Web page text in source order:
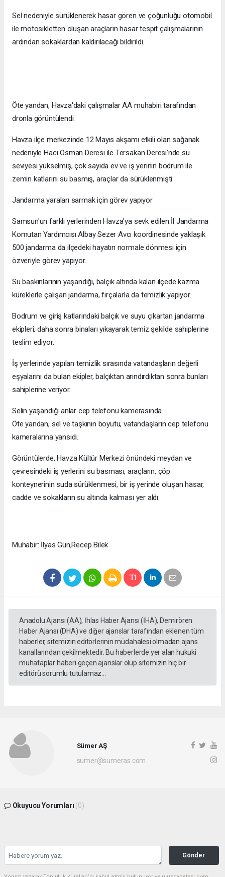
Sel nedeniyle sürüklenerek hasar gören ve çoğunluğu otomobil
ile motosikletten oluşan araçların hasar tespit çalışmalarının
ardından sokaklardan kaldırılacağı bildirildi.
Öte yandan, Havza'daki çalışmalar AA muhabiri tarafından
dronla görüntülendi.
Havza ilçe merkezinde 12 Mayıs akşamı etkili olan sağanak
nedeniyle Hacı Osman Deresi ile Tersakan Deresi'nde su
seviyesi yükselmiş, çok sayıda ev ve iş yerinin bodrum ile
zemin katlarını su basmış, araçlar da sürüklenmişti.
Jandarma yaraları sarmak için görev yapıyor
Samsun'un farklı yerlerinden Havza'ya sevk edilen İl Jandarma
Komutan Yardımcısı Albay Sezer Avcı koordinesinde yaklaşık
500 jandarma da ilçedeki hayatın normale dönmesi için
özveriyle görev yapıyor.
Su baskınlarının yaşandığı, balçık altında kalan ilçede kazma
küreklerle çalışan jandarma, fırçalarla da temizlik yapıyor.
Bodrum ve giriş katlarındaki balçık ve suyu çıkartan jandarma
ekipleri, daha sonra binaları yıkayarak temiz şekilde sahiplerine
teslim ediyor.
İş yerlerinde yapılan temizlik sırasında vatandaşların değerli
eşyalarını da bulan ekipler, balçıktan arındırdıktan sonra bunları
sahiplerine veriyor.
Selin yaşandığı anlar cep telefonu kamerasında
Öte yandan, sel ve taşkının boyutu, vatandaşların cep telefonu
kameralarına yansıdı.
Görüntülerde, Havza Kültür Merkezi önündeki meydan ve
çevresindeki iş yerlerini su basması, araçların, çöp
konteynerinin suda sürüklenmesi, bir iş yerinde oluşan hasar,
cadde ve sokakların su altında kalması yer aldı.
Muhabir: İlyas Gün,Recep Bilek
Anadolu Ajansı (AA), İhlas Haber Ajansı (İHA), Demirören
Haber Ajansı (DHA) ve diğer ajanslar tarafından eklenen tüm
haberler, sitemizin editörlerinin müdahalesi olmadan ajans
kanallarından çekilmektedir. Bu haberlerde yer alan hukuki
muhataplar haberi geçen ajanslar olup sitemizin hiç bir
editörü sorumlu tutulamaz...
Sümer AŞ
sumer@sumeras.com
Okuyucu Yorumları (0)
Gönder